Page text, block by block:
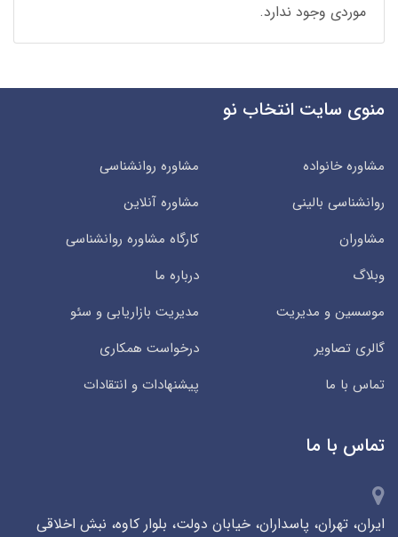
موردی وجود ندارد.
منوی سایت انتخاب نو
مشاوره خانواده
مشاوره روانشناسی
روانشناسی بالینی
مشاوره آنلاین
مشاوران
کارگاه مشاوره روانشناسی
وبلاگ
درباره ما
موسسین و مدیریت
مدیریت بازاریابی و سئو
گالری تصاویر
درخواست همکاری
تماس با ما
پیشنهادات و انتقادات
تماس با ما
ایران، تهران، پاسداران، خیابان دولت، بلوار کاوه، نبش اخلاقی